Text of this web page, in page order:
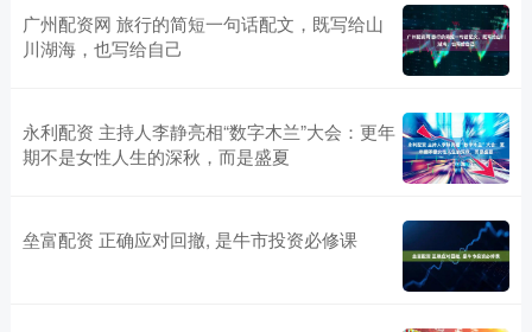
广州配资网 旅行的简短一句话配文，既写给山
川湖海，也写给自己
永利配资 主持人李静亮相“数字木兰”大会：更年
期不是女性人生的深秋，而是盛夏
垒富配资 正确应对回撤, 是牛市投资必修课